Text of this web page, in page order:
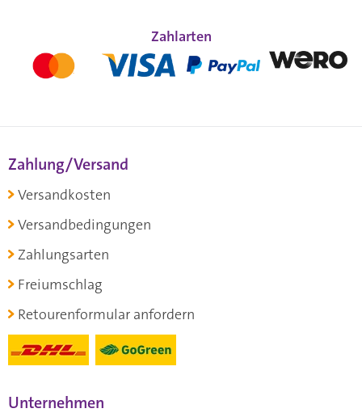
Zahlarten
Zahlung/Versand
Versandkosten
Versandbedingungen
Zahlungsarten
Freiumschlag
Retourenformular anfordern
Unternehmen